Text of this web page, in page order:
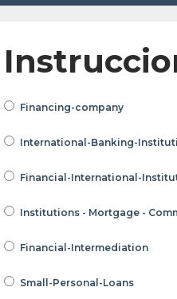
Financing-company
International-Banking-
Financial-International-
Institutions - Mortgage -
Financial-Intermediation
Small-Personal-Loans